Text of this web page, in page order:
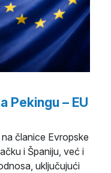
Pekingu – EU
članice Evropske
i Španiju, već i
uključujući